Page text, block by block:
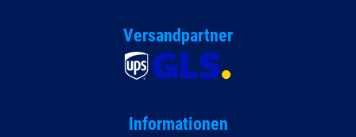
Versandpartner
Informationen